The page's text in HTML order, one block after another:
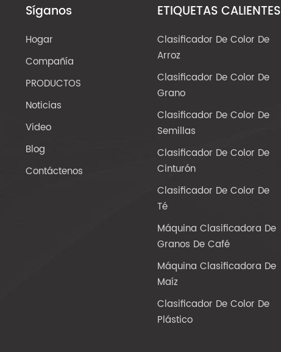
Síganos
Hogar
Compañía
PRODUCTOS
Noticias
Video
Blog
Contáctenos
ETIQUETAS CALIENTES
Clasificador De Color De
Arroz
Clasificador De Color De
Grano
Clasificador De Color De
Semillas
Clasificador De Color De
Cinturón
Clasificador De Color De
Té
Máquina Clasificadora De
Granos De Café
Máquina Clasificadora De
Maíz
Clasificador De Color De
Plástico